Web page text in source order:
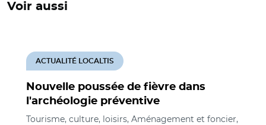
Voir aussi
Nouvelle poussée de fièvre dans
l'archéologie préventive
ACTUALITÉ LOCALTIS
Tourisme, culture, loisirs, Aménagement et foncier,